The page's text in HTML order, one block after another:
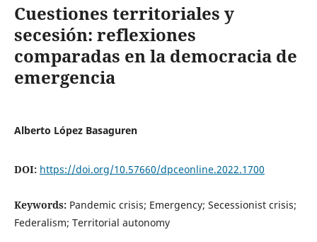
Cuestiones territoriales y
secesión: reflexiones
comparadas en la democracia de
emergencia
Alberto López Basaguren
DOI: https://doi.org/10.57660/dpceonline.2022.1700
Keywords: Pandemic crisis; Emergency; Secessionist crisis;
Federalism; Territorial autonomy